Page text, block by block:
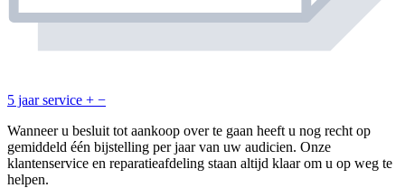
5 jaar service + −
Wanneer u besluit tot aankoop over te gaan heeft u nog recht op
gemiddeld één bijstelling per jaar van uw audicien. Onze
klantenservice en reparatieafdeling staan altijd klaar om u op weg te
helpen.